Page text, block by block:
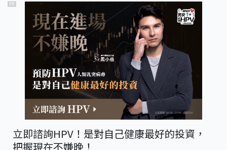
PR
立即諮詢HPV！是對自己健康最好的投資，
把握現在不嫌晚！